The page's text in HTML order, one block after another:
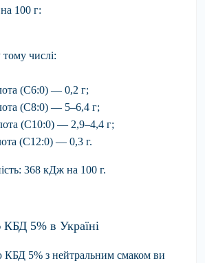
100 г:
числі:
(C6:0) — 0,2 г;
(C8:0) — 5–6,4 г;
(C10:0) — 2,9–4,4 г;
(C12:0) — 0,3 г.
368 кДж на 100 г.
5% в Україні
КБД 5% з нейтральним смаком ви